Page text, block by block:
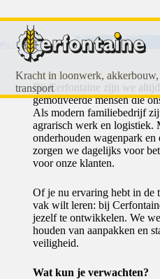
Kracht in loonwerk, akkerbouw,
transport
Werken bij Cerfontaine
Bij Cerfontaine zijn we
gemotiveerde mensen die
Als modern familiebedrijf
agrarisch werk en logistiek.
onderhouden wagenpark en
zorgen we dagelijks voor
voor onze klanten.
Of je nu ervaring hebt in de
vak wilt leren: bij
jezelf te ontwikkelen. We
houden van aanpakken en
veiligheid.
Wat kun je verwachten?